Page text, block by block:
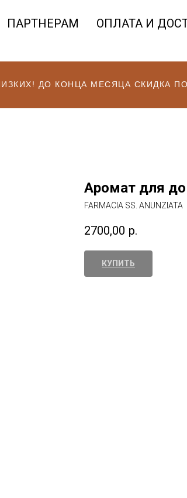
ПАРТНЕРАМ ОПЛАТА И
ДО КОНЦА МЕСЯЦА СКИДКА
Аромат для
FARMACIA SS. ANUNZIATA
2700,00 р.
КУПИТЬ